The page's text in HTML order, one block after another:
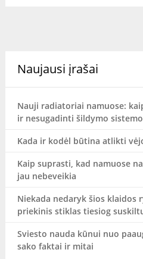
Naujausi įrašai
Nauji radiatoriai namuose:
ir nesugadinti šildymo
Kada ir kodėl būtina atlikti
Kaip suprasti, kad namuose
jau nebeveikia
Niekada nedaryk šios klaidos
priekinis stiklas tiesiog
Sviesto nauda kūnui nuo
sako faktai ir mitai